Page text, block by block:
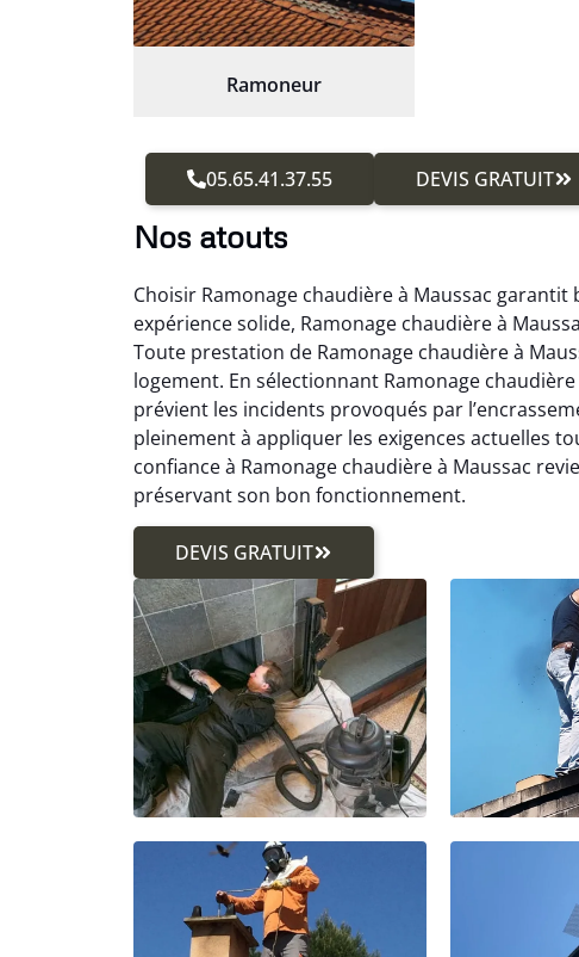
Ramoneur
05.65.41.37.55 DEVIS GRATUIT
Nos atouts
Choisir Ramonage chaudière à Maussac
expérience solide, Ramonage chaudière à
Toute prestation de Ramonage chaudière à
logement. En sélectionnant Ramonage
prévient les incidents provoqués par
pleinement à appliquer les exigences actuelles
confiance à Ramonage chaudière à Maussac
préservant son bon fonctionnement.
DEVIS GRATUIT